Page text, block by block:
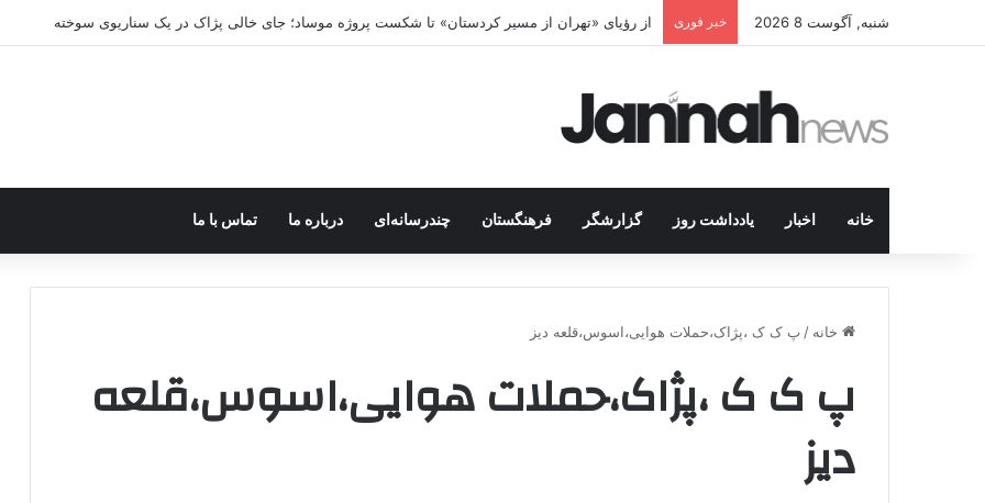
شنبه, آگوست 8 2026 خبر فوری از رؤیای «تهران از مسیر کردستان» تا شکست پروژه موساد؛ جای خالی پژاک در یک سناریوی سوخته
خانه اخبار یادداشت روز گزارشگر فرهنگستان چندرسانه‌ای درباره ما تماس با ما
خانه / پ ک ک ،پژاک،حملات هوایی،اسوس،قلعه دیز
پ ک ک ،پژاک،حملات هوایی،اسوس،قلعه
دیز